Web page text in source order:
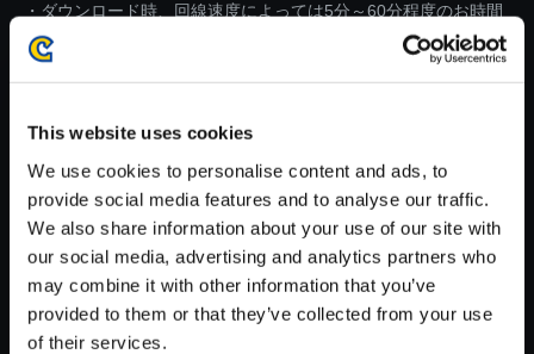
This website uses cookies
We use cookies to personalise content and ads, to
provide social media features and to analyse our traffic.
We also share information about your use of our site with
our social media, advertising and analytics partners who
may combine it with other information that you’ve
provided to them or that they’ve collected from your use
of their services.
・ダウンロード時、回線速度によっては5分～60分程度のお時間
がかかる場合がございます。
※ご購入いただいたファイルのダウンロードの際には、通信環境
が安定しているWifi環境でお試しください。
【単曲】逆転検事2 オリジナ
ル・サウンドトラック 一柳弓彦
～イチリュウの決別